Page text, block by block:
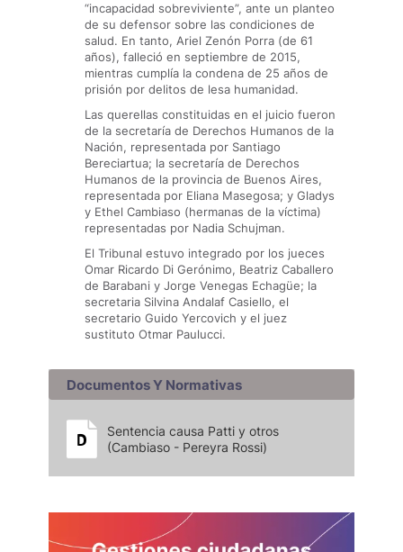
“incapacidad sobreviviente”, ante un planteo
de su defensor sobre las condiciones de
salud. En tanto, Ariel Zenón Porra (de 61
años), falleció en septiembre de 2015,
mientras cumplía la condena de 25 años de
prisión por delitos de lesa humanidad.
Las querellas constituidas en el juicio fueron
de la secretaría de Derechos Humanos de la
Nación, representada por Santiago
Bereciartua; la secretaría de Derechos
Humanos de la provincia de Buenos Aires,
representada por Eliana Masegosa; y Gladys
y Ethel Cambiaso (hermanas de la víctima)
representadas por Nadia Schujman.
El Tribunal estuvo integrado por los jueces
Omar Ricardo Di Gerónimo, Beatriz Caballero
de Barabani y Jorge Venegas Echagüe; la
secretaria Silvina Andalaf Casiello, el
secretario Guido Yercovich y el juez
sustituto Otmar Paulucci.
Documentos Y Normativas
Sentencia causa Patti y otros
(Cambiaso - Pereyra Rossi)